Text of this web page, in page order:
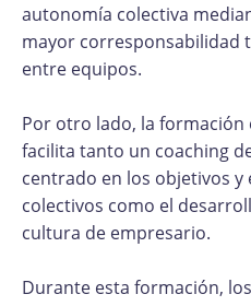
autonomía colectiva
mayor corresponsabilidad
entre equipos.
Por otro lado, la formación
facilita tanto un coaching
centrado en los objetivos y
colectivos como el
cultura de empresario.
Durante esta formación,